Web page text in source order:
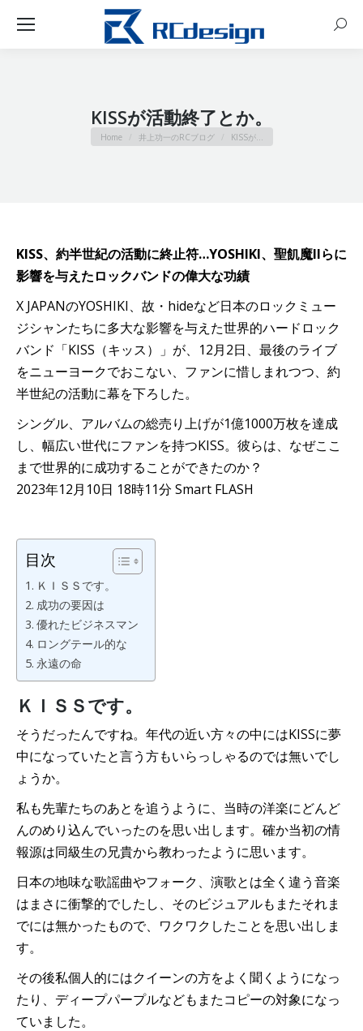
KISSが活動終了とか。
You are here:
Home 井上功一のRCブログ KISSが…
KISS、約半世紀の活動に終止符…YOSHIKI、聖飢魔IIらに
影響を与えたロックバンドの偉大な功績
X JAPANのYOSHIKI、故・hideなど日本のロックミュー
ジシャンたちに多大な影響を与えた世界的ハードロック
バンド「KISS（キッス）」が、12月2日、最後のライブ
をニューヨークでおこない、ファンに惜しまれつつ、約
半世紀の活動に幕を下ろした。
シングル、アルバムの総売り上げが1億1000万枚を達成
し、幅広い世代にファンを持つKISS。彼らは、なぜここ
まで世界的に成功することができたのか？
2023年12月10日 18時11分 Smart FLASH
目次
ＫＩＳＳです。
成功の要因は
優れたビジネスマン
ロングテール的な
永遠の命
ＫＩＳＳです。
そうだったんですね。年代の近い方々の中にはKISSに夢
中になっていたと言う方もいらっしゃるのでは無いでし
ょうか。
私も先輩たちのあとを追うように、当時の洋楽にどんど
んのめり込んでいったのを思い出します。確か当初の情
報源は同級生の兄貴から教わったように思います。
日本の地味な歌謡曲やフォーク、演歌とは全く違う音楽
はまさに衝撃的でしたし、そのビジュアルもまたそれま
でには無かったもので、ワクワクしたことを思い出しま
す。
その後私個人的にはクイーンの方をよく聞くようになっ
たり、ディープパープルなどもまたコピーの対象になっ
ていました。